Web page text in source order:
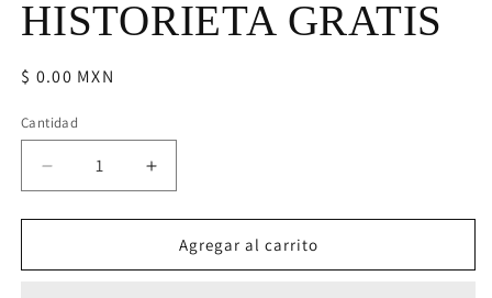
modal
HISTORIETA GRATIS
Precio
$ 0.00 MXN
Cantidad
Reducir
cantidad
para
DE
Aumentar
cantidad
para
TEOREMA
DE
Agregar al carrito